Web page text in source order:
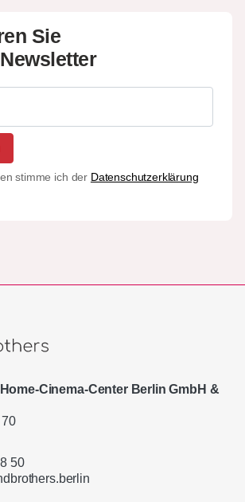
Sie
stimme ich der Datenschutzerklärung
Cinema-Center Berlin GmbH &
70
50